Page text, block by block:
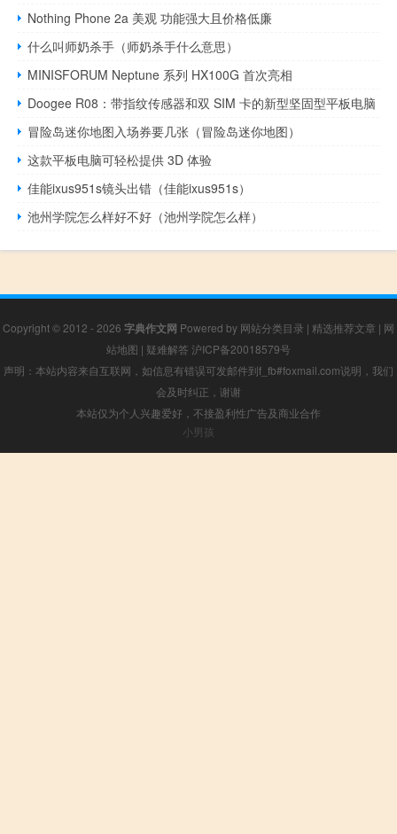
Nothing Phone 2a 美观 功能强大且价格低廉
什么叫师奶杀手（师奶杀手什么意思）
MINISFORUM Neptune 系列 HX100G 首次亮相
Doogee R08：带指纹传感器和双 SIM 卡的新型坚固型平板电脑
冒险岛迷你地图入场券要几张（冒险岛迷你地图）
这款平板电脑可轻松提供 3D 体验
佳能ixus951s镜头出错（佳能ixus951s）
池州学院怎么样好不好（池州学院怎么样）
Copyright © 2012 - 2026 字典作文网 Powered by 网站分类目录 | 精选推荐文章 | 网
站地图 | 疑难解答 沪ICP备20018579号
声明：本站内容来自互联网，如信息有错误可发邮件到f_fb#foxmail.com说明，我们
会及时纠正，谢谢
本站仅为个人兴趣爱好，不接盈利性广告及商业合作
小男孩